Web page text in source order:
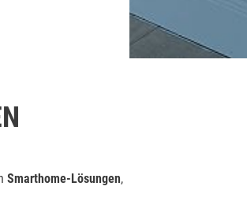
Smarthome-Lösungen,